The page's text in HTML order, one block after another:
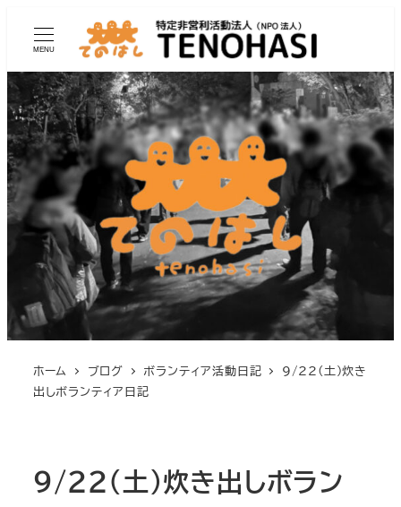
MENU
ホーム ブログ ボランティア活動日記
9/22(土)炊き
出しボランティア日記
9/22(土)炊き出しボラン